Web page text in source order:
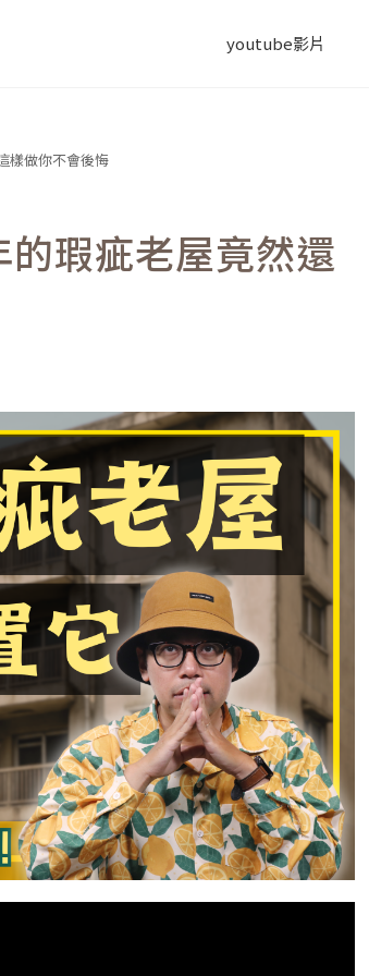
youtube影片
樣做你不會後悔
的瑕疵老屋竟然還